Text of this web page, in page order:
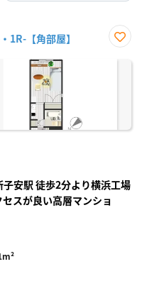
1R-【角部屋】
に入
子安駅 徒歩2分より横浜工場
スが良い高層マンショ